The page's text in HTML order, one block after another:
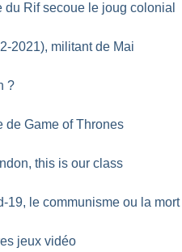
du Rif secoue le joug colonial
2021), militant de Mai
?
de Game of Thrones
this is our class
19, le communisme ou la mort
jeux vidéo